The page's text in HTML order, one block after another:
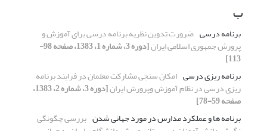
ب
برنامه درسی ضرورت تدوین نظریه برنامه درسی برای آموزش و
پرورش جمهوری اسلامی ایران [دوره 3، شماره 1، 1383، صفحه 98-
113]
برنامه ریزی درسی امکان سنجی مشارکت معلمان در فرایند برنامه
ریزی درسی در نظام آموزش وپرورش ایران [دوره 3، شماره 2، 1383،
صفحه 59-78]
برنامه ها و عملکرد مدارس در مورد جهانی شدن بررسی چگونگی